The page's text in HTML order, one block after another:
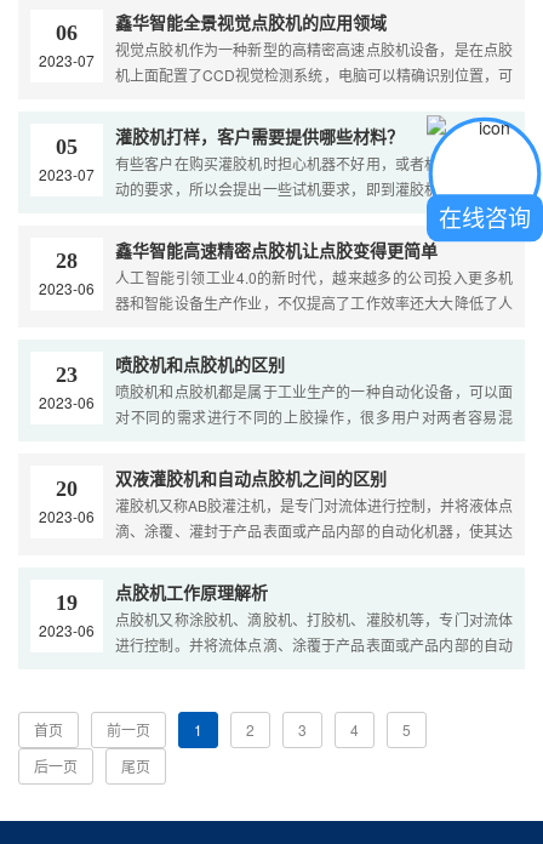
继电器、扬声器）、电子部件、汽车部件等等。传统的点胶是
靠工人手工操作实现的。....
06
2023-07
鑫华智能全景视觉点胶机的应用领域
视觉点胶机作为一种新型的高精密高速点胶机设备，是在点胶
机上面配置了CCD视觉检测系统，电脑可以精确识别位置，可
人工检测，大大提高了生产效率。鑫华智能视觉点胶机有落地
式视觉点胶机和在线式视觉点胶机，为企业实现产线自动化提
供了....
05
2023-07
灌胶机打样，客户需要提供哪些材料？
有些客户在购买灌胶机时担心机器不好用，或者机器达不到自
动的要求，所以会提出一些试机要求，即到灌胶机厂家现场打
样，防止买错灌胶机。 那么灌胶机试样需要提前准备好哪些材
料呢？....
28
2023-06
鑫华智能高速精密点胶机让点胶变得更简单
人工智能引领工业4.0的新时代，越来越多的公司投入更多机
器和智能设备生产作业，不仅提高了工作效率还大大降低了人
自动视觉点胶机在点胶领域已经成为各个行业急需的香饽饽。
1、 精准高效作业，提高生产效率，....
23
2023-06
喷胶机和点胶机的区别
喷胶机和点胶机都是属于工业生产的一种自动化设备，可以面
对不同的需求进行不同的上胶操作，很多用户对两者容易混
要，喷胶机是通过喷射控胶技术进行胶水填充，而点胶机是通
过接触产品表面空气驱动胶水进行涂覆的。喷胶机.jpg 喷胶机
的非接触式点胶技术 喷胶机使用性能主要有喷涂形状可调、胶
量大小可调、供胶回吸量可调、可对不同粘性的胶水进行喷
玩具、包装等行业。喷胶机通 过非接触式点胶技术可以应用比
较大件货物的上胶操作，与点胶机一样都是进行着工业加工的
器具，喷胶机在处理玩具时都需要用到喷胶机进行上色；封
线、接头都需要用到喷胶机进行接插件；像是FPC板喷胶也需
要应用高精度喷射控胶技术进行，配备相应的喷胶阀进行流量
控制实现非接触式雾化喷胶处理。....
20
2023-06
双液灌胶机和自动点胶机之间的区别
灌胶机又称AB胶灌注机，是专门对流体进行控制，并将液体点
滴、涂覆、灌封于产品表面或产品内部的自动化机器，使其达
水。而自动点胶机主要适用于单组份胶水，如：UV胶、
EPOXY(黑胶)、白胶、EMI导电胶、瞬间胶、银胶、红胶、锡
膏、散热膏、....
19
2023-06
点胶机工作原理解析
点胶机又称涂胶机、滴胶机、打胶机、灌胶机等，专门对流体
进行控制。并将流体点滴、涂覆于产品表面或产品内部的自动
水、油漆以及其他液体精确点、注、涂、点滴到每个产品精确
位置....
首页 前一页 1 2 3 4
5
后一页
尾页
在线咨询